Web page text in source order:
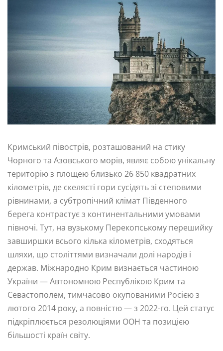
Кримський півострів, розташований на стику
Чорного та Азовського морів, являє собою унікальну
територію з площею близько 26 850 квадратних
кілометрів, де скелясті гори сусідять зі степовими
рівнинами, а субтропічний клімат Південного
берега контрастує з континентальними умовами
півночі. Тут, на вузькому Перекопському перешийку
завширшки всього кілька кілометрів, сходяться
шляхи, що століттями визначали долі народів і
держав. Міжнародно Крим визнається частиною
України — Автономною Республікою Крим та
Севастополем, тимчасово окупованими Росією з
лютого 2014 року, а повністю — з 2022-го. Цей статус
підкріплюється резолюціями ООН та позицією
більшості країн світу.